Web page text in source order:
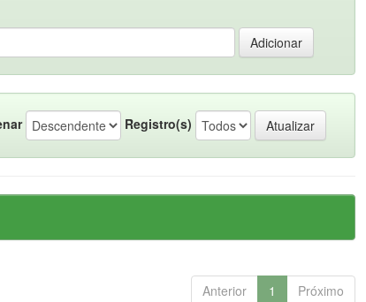
Registro(s)
Anterior 1 Próximo